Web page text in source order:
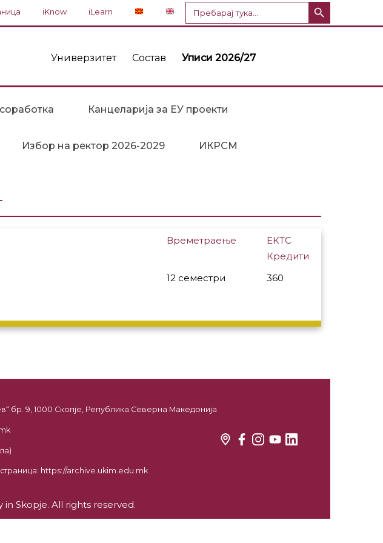
iKnow iLearn
Пребарај
за:
Универзитет Состав Уписи 2026/27
Канцеларија за ЕУ проекти
Избор на ректор 2026-2029 ИКРСМ
Времетраење
ЕКТС
Кредити
12 семестри 360
бр. 9, 1000 Скопје, Република Северна Македонија
https://archive.ukim.edu.mk
in Skopje. All rights reserved.